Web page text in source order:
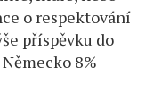
o respektování
příspěvku do
Německo 8%